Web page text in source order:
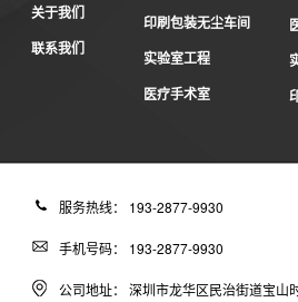
关于我们
联系我们
印刷包装无尘车间
实验室工程
医疗手术室
服务热线： 193-2877-9930
手机号码： 193-2877-9930
公司地址： 深圳市龙华区民治街道宝山